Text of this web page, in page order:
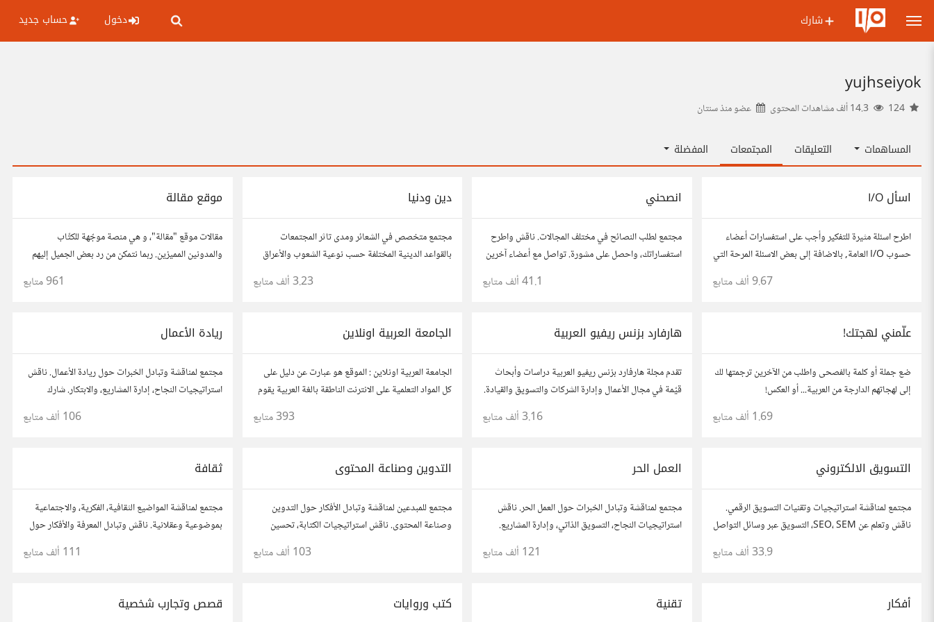
شارك دخول حساب جديد
yujhseiyok
عضو منذسنتان
المساهمات التعليقات المجتمعات المفضلة
اسأل I/O
اطرح اسئلة مثيرة للتفكير وأجب على استفسارات أعضاء
حسوب I/O العامة, بالاضافة إلى بعض الاسئلة المرحة التي
تستمتع بها وتساعدك على التعرف على افكار المتابعين.
9.67 ألف متابع
انصحني
مجتمع لطلب النصائح في مختلف المجالات. ناقش واطرح
استفساراتك، واحصل على مشورة. تواصل مع أعضاء آخرين
للحصول على أفكار وحلول تساعدك في اتخاذ قراراتك.
41.1 ألف متابع
دين ودنيا
مجتمع متخصص في الشعائر ومدى تاثر المجتمعات
بالقواعد الدينية المختلفة حسب نوعية الشعوب والأعراق
3.23 ألف متابع
موقع مقالة
مقالات موقع "مقالة"، و هي منصة موجّهة للكتّاب
والمدونين المميزين. ربما نتمكن من رد بعض الجميل إليهم
961متابع
علّمني لهجتك!
ضع جملة أو كلمة بالفصحى واطلب من الآخرين ترجمتها لك
إلى لهجاتهم الدارجة من العربية... أو العكس!
1.69 ألف متابع
هارفارد بزنس ريفيو العربية
تقدم مجلة هارفارد بزنس ريفيو العربية دراسات وأبحاث
قيّمة في مجال الأعمال وإدارة الشركات والتسويق والقيادة.
3.16 ألف متابع
الجامعة العربية اونلاين
الجامعة العربية اونلاين : الموقع هو عبارت عن دليل على
كل المواد التعلمية على الانترنت الناطقة بالغة العربية يقوم
الموقع على ترتيب المواد الارشفة في هذا المرحلة
393متابع
ريادة الأعمال
مجتمع لمناقشة وتبادل الخبرات حول ريادة الأعمال. ناقش
استراتيجيات النجاح، إدارة المشاريع، والابتكار. شارك
أفكارك، قصص نجاحك، وأسئلتك، وتواصل مع رواد أعمال
106 ألف متابع
التسويق الالكتروني
مجتمع لمناقشة استراتيجيات وتقنيات التسويق الرقمي.
ناقش وتعلم عن SEO، SEM، التسويق عبر وسائل التواصل
الاجتماعي، وتحليل البيانات. شارك تجاربك، نصائحك،
وأسئلتك، وتواصل مع متخصصين في هذا المجال.
33.9 ألف متابع
العمل الحر
مجتمع لمناقشة وتبادل الخبرات حول العمل الحر. ناقش
استراتيجيات النجاح، التسويق الذاتي، وإدارة المشاريع.
شارك قصصك، نصائحك، وأسئلتك، وتواصل مع محترفين
121 ألف متابع
التدوين وصناعة المحتوى
مجتمع للمبدعين لمناقشة وتبادل الأفكار حول التدوين
وصناعة المحتوى. ناقش استراتيجيات الكتابة، تحسين
محركات البحث، وإنتاج المحتوى المرئي والمسموع. شارك
أفكارك وأسئلتك، وتواصل مع كتّاب ومبدعين آخرين.
103 ألف متابع
ثقافة
مجتمع لمناقشة المواضيع الثقافية، الفكرية، والاجتماعية
بموضوعية وعقلانية. ناقش وتبادل المعرفة والأفكار حول
111 ألف متابع
أفكار تقنية كتب وروايات قصص وتجارب شخصية